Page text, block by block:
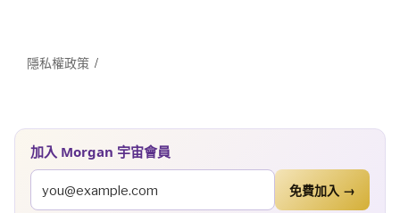
隱私權政策
加入 Morgan 宇宙會員
免費加入 →